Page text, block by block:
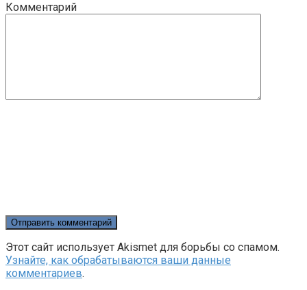
Комментарий
Этот сайт использует Akismet для борьбы со спамом.
Узнайте, как обрабатываются ваши данные
комментариев.